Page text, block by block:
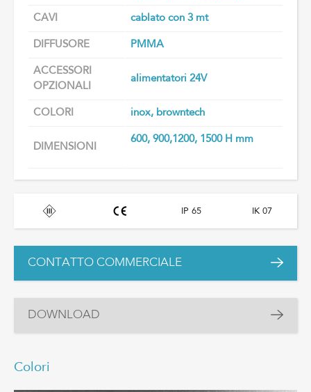
CAVI cablato con 3 mt
DIFFUSORE PMMA
ACCESSORI
OPZIONALI
alimentatori 24V
COLORI inox, browntech
DIMENSIONI
600, 900,1200, 1500 H mm
IP 65 IK 07
CONTATTO COMMERCIALE
DOWNLOAD
Colori